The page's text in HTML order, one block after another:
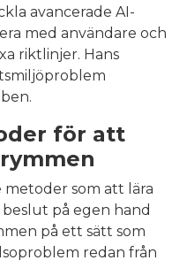
avancerade AI-
med användare och
riktlinjer. Hans
för att
metoder som att lära
på egen hand
på ett sätt som
redan från